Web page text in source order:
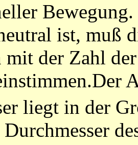
ist, muß
mit der Zahl
liegt in der